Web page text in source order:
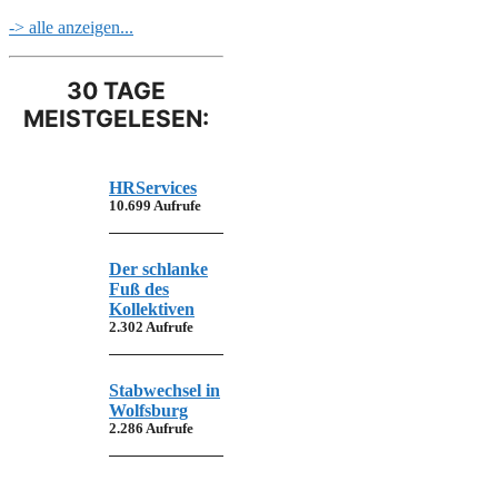
-> alle anzeigen...
30 TAGE
MEISTGELESEN:
HRServices
10.699 Aufrufe
Der schlanke
Fuß des
Kollektiven
2.302 Aufrufe
Stabwechsel in
Wolfsburg
2.286 Aufrufe